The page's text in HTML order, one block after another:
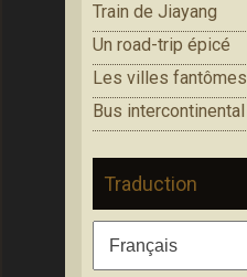
Train de Jiayang
Un road-trip épicé
Les villes fantômes
Bus intercontinental
Traduction